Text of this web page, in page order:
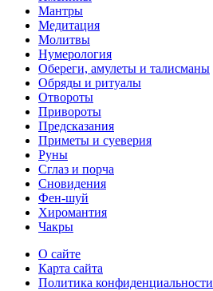
Мантры
Медитация
Молитвы
Нумерология
Обереги, амулеты и талисманы
Обряды и ритуалы
Отвороты
Привороты
Предсказания
Приметы и суеверия
Руны
Сглаз и порча
Сновидения
Фен-шуй
Хиромантия
Чакры
О сайте
Карта сайта
Политика конфиденциальности